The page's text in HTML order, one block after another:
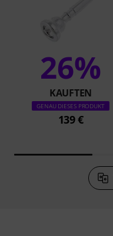
26%
KAUFTEN
GENAU DIESES PRODUKT
139 €